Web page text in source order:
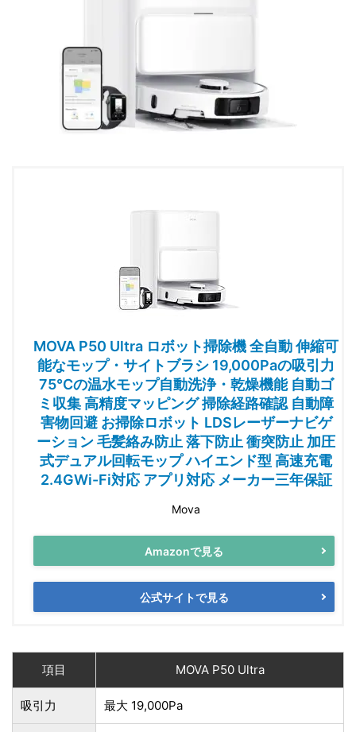
MOVA P50 Ultra ロボット掃除機 全自動 伸縮可
能なモップ・サイトブラシ 19,000Paの吸引力
75℃の温水モップ自動洗浄・乾燥機能 自動ゴ
ミ収集 高精度マッピング 掃除経路確認 自動障
害物回避 お掃除ロボット LDSレーザーナビゲ
ーション 毛髪絡み防止 落下防止 衝突防止 加圧
式デュアル回転モップ ハイエンド型 高速充電
2.4GWi-Fi対応 アプリ対応 メーカー三年保証
Mova
Amazonで見る
公式サイトで見る
項目 MOVA P50 Ultra
吸引力 最大 19,000Pa